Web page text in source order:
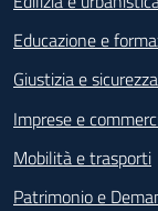
Educazione e
Giustizia e
Imprese e
Mobilità e trasporti
Patrimonio e